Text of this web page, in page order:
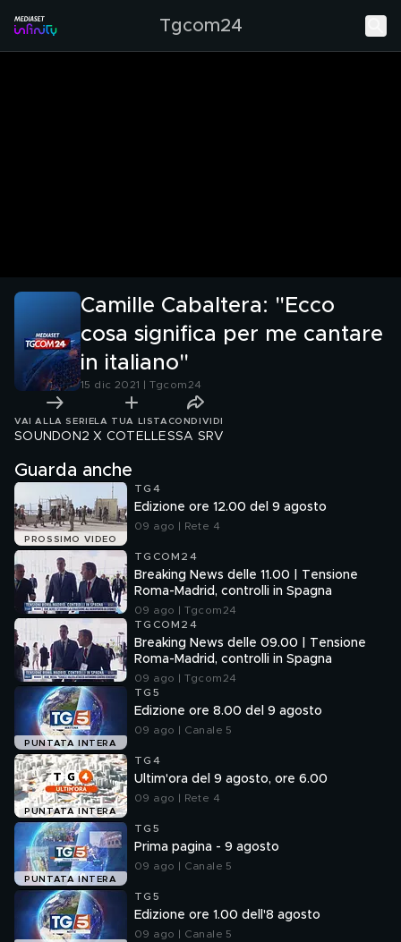
Tgcom24
Camille Cabaltera: "Ecco
cosa significa per me cantare
in italiano"
15 dic 2021 | Tgcom24
VAI ALLA SERIE LA TUA LISTA CONDIVIDI
SOUNDON2 X COTELLESSA SRV
Guarda anche
PROSSIMO VIDEO
TG4
Edizione ore 12.00 del 9 agosto
09 ago | Rete 4
TGCOM24
Breaking News delle 11.00 | Tensione
Roma-Madrid, controlli in Spagna
09 ago | Tgcom24
TGCOM24
Breaking News delle 09.00 | Tensione
Roma-Madrid, controlli in Spagna
09 ago | Tgcom24
PUNTATA INTERA
TG5
Edizione ore 8.00 del 9 agosto
09 ago | Canale 5
PUNTATA INTERA
TG4
Ultim'ora del 9 agosto, ore 6.00
09 ago | Rete 4
PUNTATA INTERA
TG5
Prima pagina - 9 agosto
09 ago | Canale 5
TG5
Edizione ore 1.00 dell'8 agosto
09 ago | Canale 5